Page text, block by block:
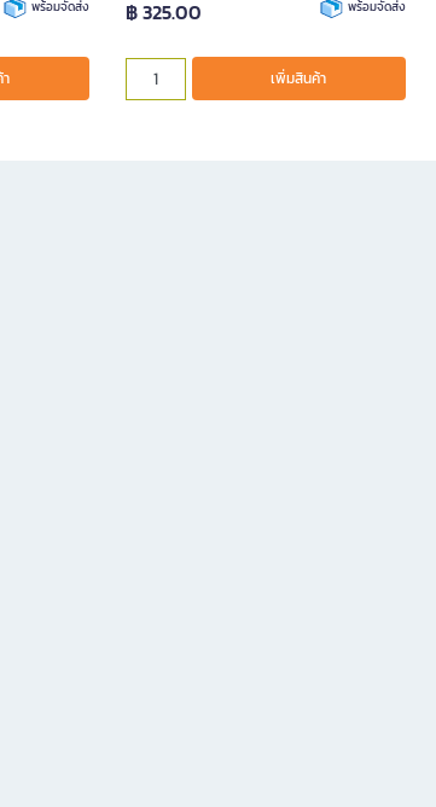
พร้อมจัดส่ง ฿ 325.00 พร้อมจัดส่ง
เพิ่มสินค้า